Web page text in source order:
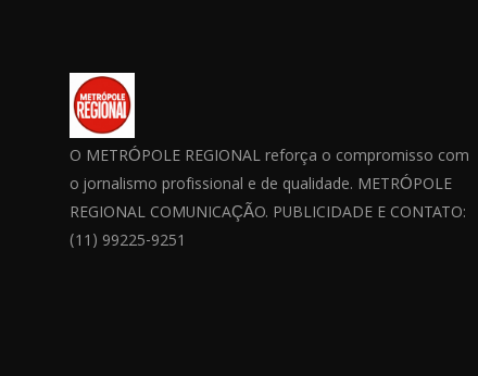
O METRÓPOLE REGIONAL reforça o compromisso com
o jornalismo profissional e de qualidade. METRÓPOLE
REGIONAL COMUNICAÇÃO. PUBLICIDADE E CONTATO:
(11) 99225-9251